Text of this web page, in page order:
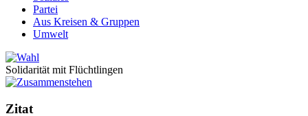
Partei
Aus Kreisen & Gruppen
Umwelt
Solidarität mit Flüchtlingen
Zitat